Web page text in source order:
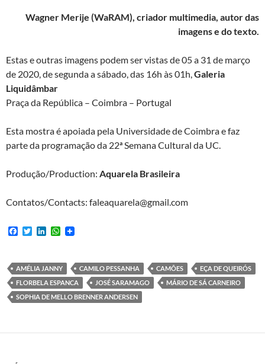
Wagner Merije (WaRAM), criador multimedia, autor das
imagens e do texto.
Estas e outras imagens podem ser vistas de 05 a 31 de março
de 2020, de segunda a sábado, das 16h às 01h,Galeria
Liquidâmbar
Praça da República – Coimbra – Portugal
Esta mostra é apoiada pela Universidade de Coimbra e faz
parte da programação da 22ª Semana Cultural da UC.
Produção/Production: Aquarela Brasileira
Contatos/Contacts: faleaquarela@gmail.com
F
b
o
o
k
T
t
e
r
e
d
I
n
W
s
A
p
p
AMÉLIA JANNY CAMILO PESSANHA CAMÕES
EÇA DE QUEIRÓS
FLORBELA ESPANCA
JOSÉ SARAMAGO
MÁRIO DE SÁ CARNEIRO
SOPHIA DE MELLO BRENNER ANDERSEN